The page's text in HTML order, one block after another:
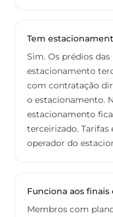
Tem
Sim. Os prédios
estacionamento
com contratação
o estacionamento.
estacionamento
terceirizado. Tarifas
operador do
Funciona aos
Membros com